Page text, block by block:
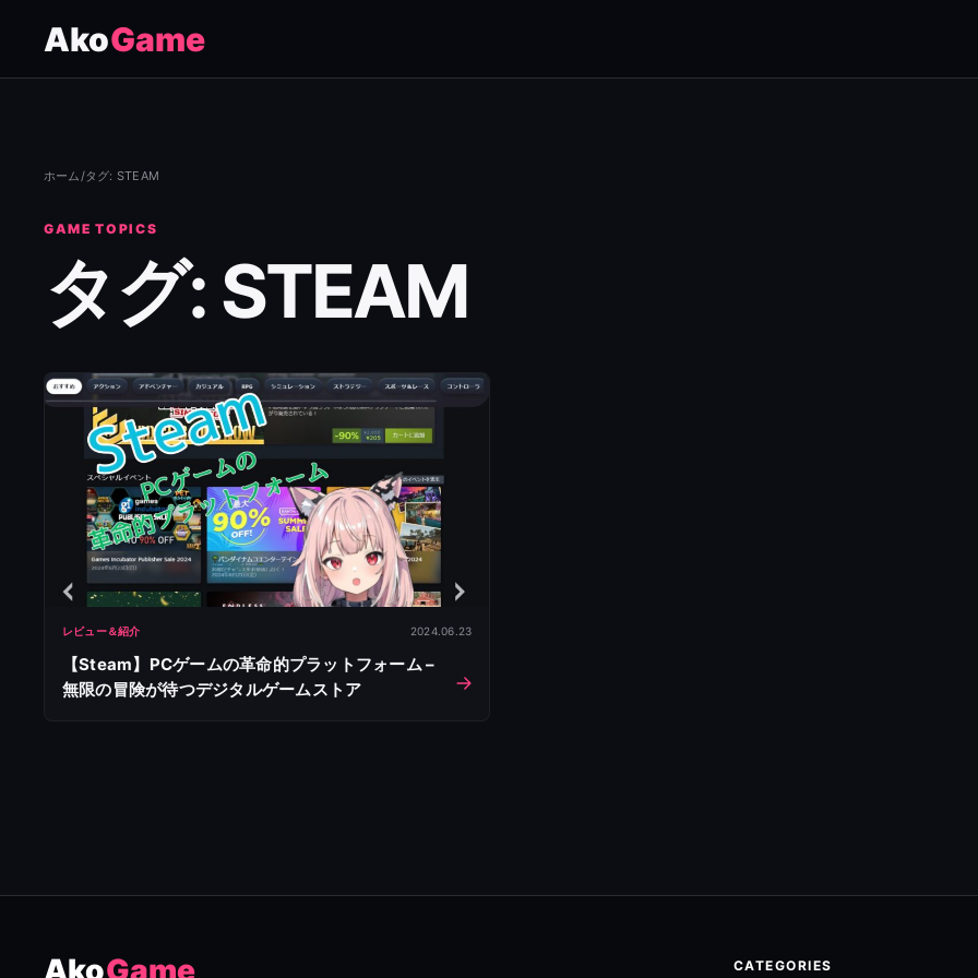
AkoGame
ホーム/タグ: STEAM
GAME TOPICS
タグ: STEAM
レビュー＆紹介 2024.06.23
【Steam】PCゲームの革命的プラットフォーム –
無限の冒険が待つデジタルゲームストア
CATEGORIES